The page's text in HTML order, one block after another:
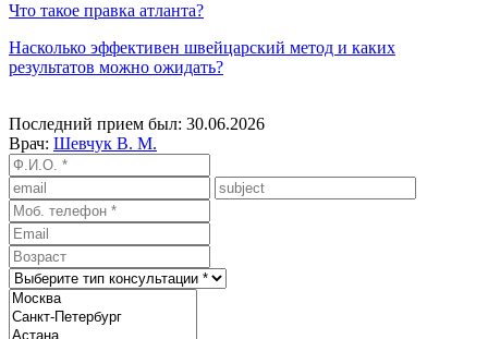
Что такое правка атланта?
Насколько эффективен швейцарский метод и каких
результатов можно ожидать?
Последний прием был: 30.06.2026
Врач: Шевчук В. М.